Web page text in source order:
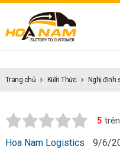
Trang chủ Kiến Thức Nghị định
5 trên
Hoa Nam Logistics 9/6/